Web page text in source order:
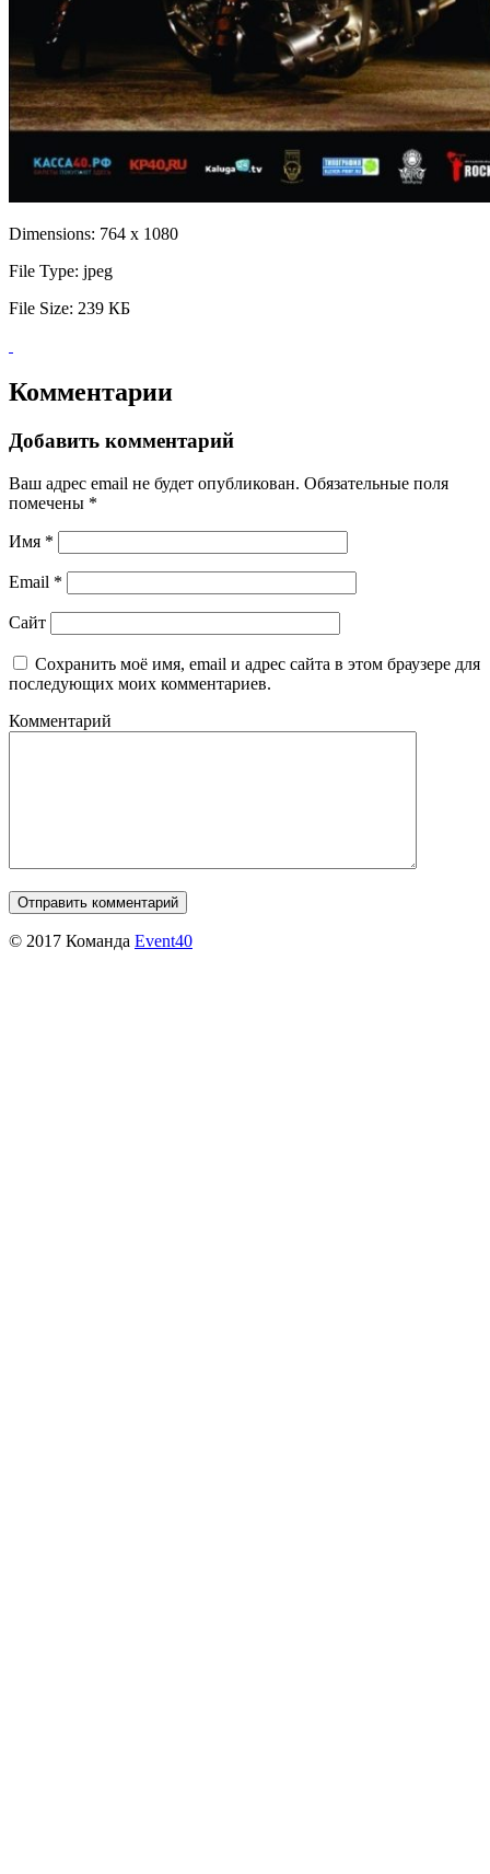
Dimensions: 764 x 1080
File Type: jpeg
File Size: 239 КБ
Комментарии
Добавить комментарий
Ваш адрес email не будет опубликован. Обязательные поля
помечены *
Имя *
Email *
Сайт
Сохранить моё имя, email и адрес сайта в этом браузере для
последующих моих комментариев.
Комментарий
© 2017 Команда Event40